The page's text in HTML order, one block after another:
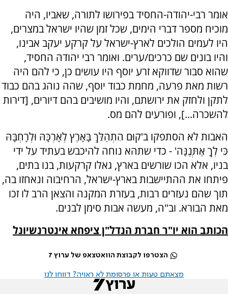
אומר רבי-יהודה-החסיד בפירושו לתורה, שאביו, היה
מוכיח מספר דברי הימים, שכל זמן שהיו ישראל במצרים,
היו לעמים הולכים לארץ-ישראל על קרקע יעקב אבינו,
והיו בונים שם כרכים/ערים. ואומר רבי יהודה החסיד,
שהוא סבור שדווקא זרע יוסף היו עושים כן, כי להם היה
רשות מאת פרעה, מחמת כבוד יוסף, שהה נוהג בהם כבוד
לתקן ולחזק את ירושתם, והיו מושיבים בהם דיורים, [דירות
להשכרה...], ופורעים להם מס.
האבות לא הסתפקו ב'קוּם הִתְהַלֵּךְ בָּאָרֶץ לְאָרְכָּהּ וּלְרָחְבָּהּ
כִּי לְךָ אֶתְּנֶנָּה' - כדי שתהא נוחה להיכבש בעתיד על ידי
בניו, אלא הכו שורשים בארץ, גאלו קרקעות, בנו בתים,
פיתחו את ההתיישבות בארץ-ישראל, הרחיבוה ונאחזו בה,
תוך שהם נעזרים רבות, בעזרת המקנה והצאן הרב לו זכו
מאת הבורא. וב"ה, מעשה אבות סימן לבנים.
הכותב הוא יו"ר חברת הנדל"ן ציפחא אינטרנשיונל
הצטרפו לקבוצת הוואטצאפ של ערוץ 7
מצאתם טעות או פרסומת לא ראויה? דווחו לנו